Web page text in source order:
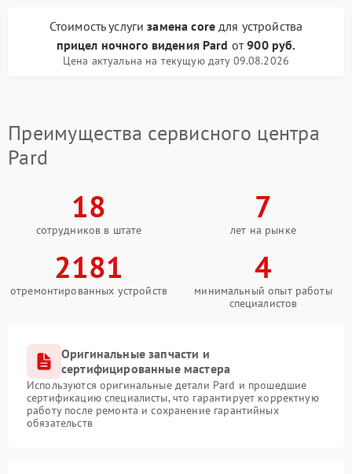
Стоимость услугизамена coreдля устройства
прицел ночного видения Pard от900 руб.
Цена актуальна на текущую дату 09.08.2026
Преимущества сервисного центра
Pard
18
сотрудников в штате
7
лет на рынке
2181
отремонтированных устройств
4
минимальный опыт работы
специалистов
Оригинальные запчасти и
сертифицированные мастера
Используются оригинальные детали Pard и прошедшие
сертификацию специалисты, что гарантирует корректную
работу после ремонта и сохранение гарантийных
обязательств